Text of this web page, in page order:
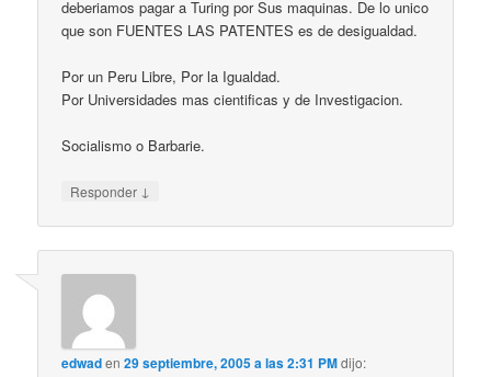
deberiamos pagar a Turing por Sus maquinas. De lo unico
que son FUENTES LAS PATENTES es de desigualdad.
Por un Peru Libre, Por la Igualdad.
Por Universidades mas cientificas y de Investigacion.
Socialismo o Barbarie.
Responder ↓
edwaden29 septiembre, 2005 a las 2:31 PMdijo: